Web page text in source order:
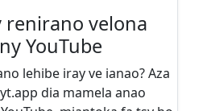
renirano velona
YouTube
lehibe iray ve ianao? Aza
dia mamela anao